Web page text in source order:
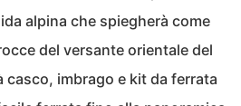
alpina che spiegherà come
del versante orientale del
casco, imbrago e kit da ferrata